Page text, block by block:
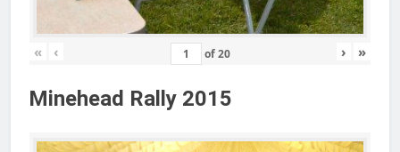
« ‹ of20 › »
Minehead Rally 2015